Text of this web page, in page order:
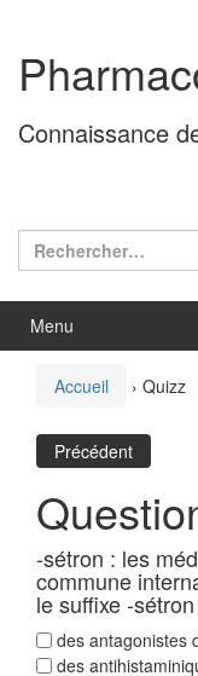
contenu
menu
principal
Connaissance
Rechercher :
Menu
Accueil › Quizz
Précédent
-sétron : les
commune
le suffixe -
des antagonistes
des